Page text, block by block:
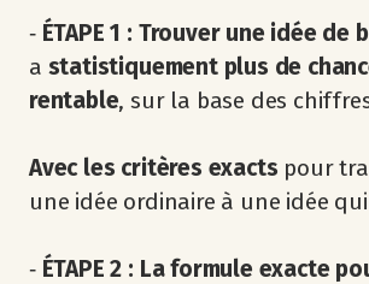
‐ ÉTAPE 1 : Trouver une idée de
a statistiquement plus de
rentable, sur la base des
Avec les critères exacts pour
une idée ordinaire à une idée
‐ ÉTAPE 2 : La formule exacte